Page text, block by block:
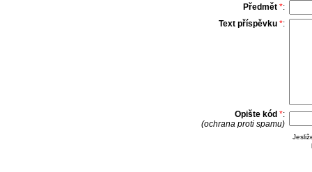
Předmět *:
Text příspěvku *:
Opište kód *:
(ochrana proti spamu)